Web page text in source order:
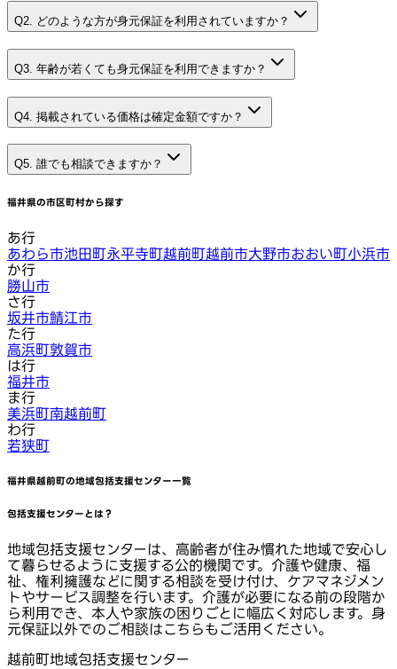
Q2. どのような方が身元保証を利用されていますか？
Q3. 年齢が若くても身元保証を利用できますか？
Q4. 掲載されている価格は確定金額ですか？
Q5. 誰でも相談できますか？
福井県の市区町村から探す
あ行
あわら市池田町永平寺町越前町越前市大野市おおい町小浜市
か行
勝山市
さ行
坂井市鯖江市
た行
高浜町敦賀市
は行
福井市
ま行
美浜町南越前町
わ行
若狭町
福井県越前町の地域包括支援センター一覧
包括支援センターとは？
地域包括支援センターは、高齢者が住み慣れた地域で安心し
て暮らせるように支援する公的機関です。介護や健康、福
祉、権利擁護などに関する相談を受け付け、ケアマネジメン
トやサービス調整を行います。介護が必要になる前の段階か
ら利用でき、本人や家族の困りごとに幅広く対応します。身
元保証以外でのご相談はこちらもご活用ください。
越前町地域包括支援センター